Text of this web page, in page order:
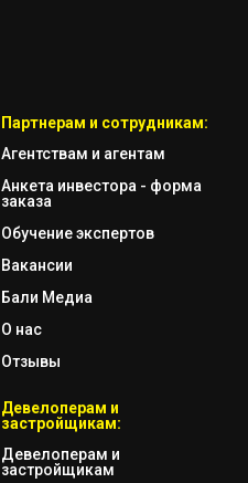
Партнерам и сотрудникам:
Агентствам и агентам
Анкета инвестора - форма
заказа
Обучение экспертов
Вакансии
Бали Медиа
О нас
Отзывы
Девелоперам и
застройщикам:
Девелоперам и
застройщикам